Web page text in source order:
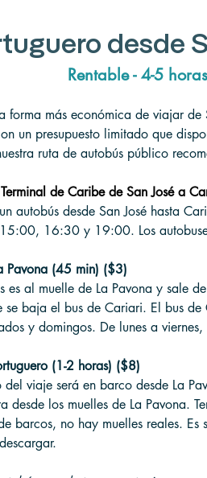
desde
Rentable - 4-5
forma más económica de viajar
un presupuesto limitado que
ruta de autobús público
de Caribe de San José a
autobús desde San José hasta
16:30 y 19:00. Los
Pavona (45 min) ($3)
es al muelle de La Pavona y sale
se baja el bus de Cariari. El bus
y domingos. De lunes a
(1-2 horas) ($8)
del viaje será en barco desde La
desde los muelles de La Pavona.
barcos, no hay muelles reales.